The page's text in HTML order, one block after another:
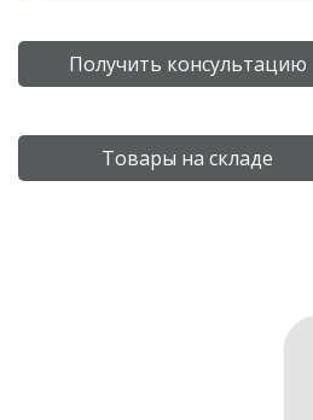
Получить консультацию
Товары на складе